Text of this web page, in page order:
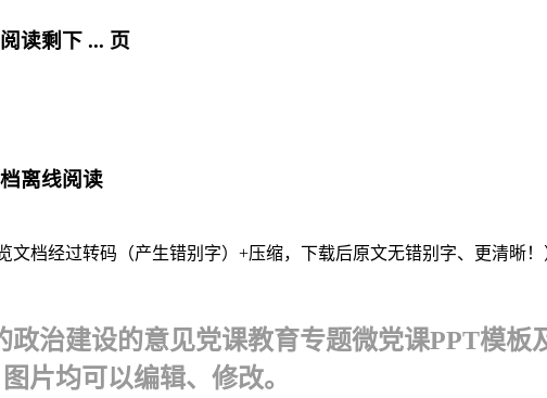
读剩下 ... 页
离线阅读
文档经过转码（产生错别字）+压缩，下载后原文无错别字、更清晰！
政治建设的意见党课教育专题微党课PPT模
片均可以编辑、修改。